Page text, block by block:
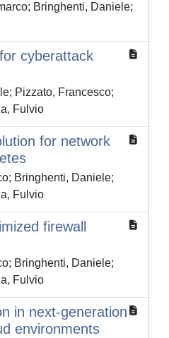
Bringhenti, Daniele;
cyberattack
Pizzato, Francesco;
Fulvio
for network
Bringhenti, Daniele;
Fulvio
firewall
Bringhenti, Daniele;
Fulvio
in next-generation
environments